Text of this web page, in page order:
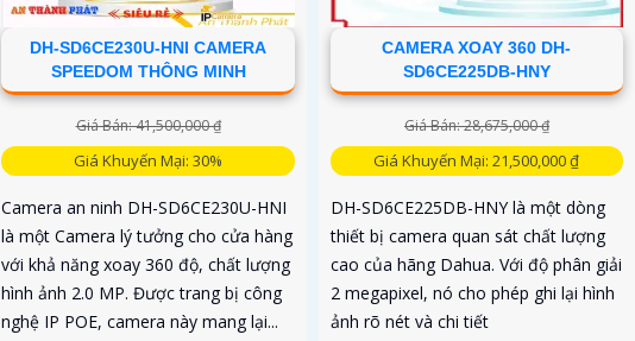
DH-SD6CE230U-HNI CAMERA
SPEEDOM THÔNG MINH
Giá Bán: 41,500,000 ₫
Giá Khuyến Mại: 30%
Camera an ninh DH-SD6CE230U-HNI
là một Camera lý tưởng cho cửa hàng
với khả năng xoay 360 độ, chất lượng
hình ảnh 2.0 MP. Được trang bị công
nghệ IP POE, camera này mang lại...
CAMERA XOAY 360 DH-
SD6CE225DB-HNY
Giá Bán: 28,675,000 ₫
Giá Khuyến Mại: 21,500,000 ₫
DH-SD6CE225DB-HNY là một dòng
thiết bị camera quan sát chất lượng
cao của hãng Dahua. Với độ phân giải
2 megapixel, nó cho phép ghi lại hình
ảnh rõ nét và chi tiết